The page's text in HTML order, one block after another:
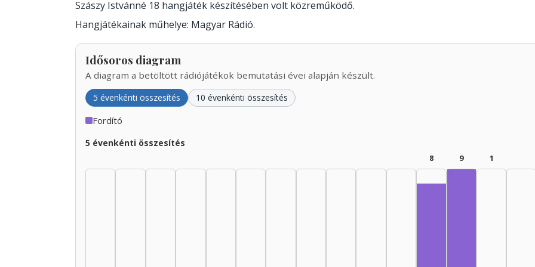
Szászy Istvánné 18 hangjáték készítésében volt közreműködő.
Hangjátékainak műhelye: Magyar Rádió.
Idősoros diagram
A diagram a betöltött rádiójátékok bemutatási évei alapján készült.
5 évenkénti összesítés 10 évenkénti összesítés
Fordító
5 évenkénti összesítés
8 9 1